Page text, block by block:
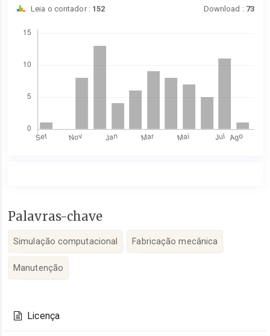
Leia o contador : 152 Download : 73
Conteúdo
artigo
Palavras-chave
Simulação computacional Fabricação mecânica
Manutenção
do
artigo
Licença